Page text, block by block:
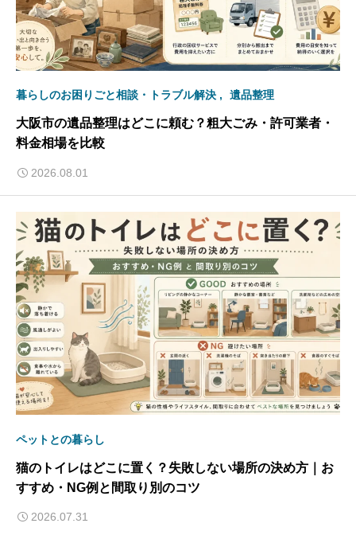
暮らしのお困りごと相談・トラブル解決 遺品整理
大阪市の遺品整理はどこに頼む？粗大ごみ・許可業者・
料金相場を比較
2026.08.01
ペットとの暮らし
猫のトイレはどこに置く？失敗しない場所の決め方｜お
すすめ・NG例と間取り別のコツ
2026.07.31